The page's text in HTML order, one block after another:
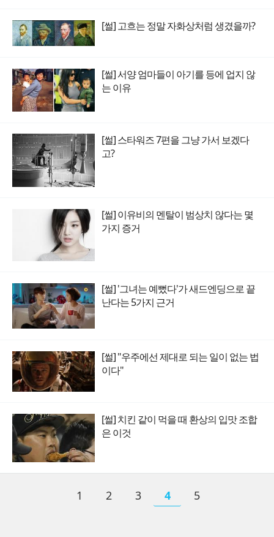
[썰] 고흐는 정말 자화상처럼 생겼을까?
[썰] 서양 엄마들이 아기를 등에 업지 않
는 이유
[썰] 스타워즈 7편을 그냥 가서 보겠다
고?
[썰] 이유비의 멘탈이 범상치 않다는 몇
가지 증거
[썰] '그녀는 예뻤다'가 새드엔딩으로 끝
난다는 5가지 근거
[썰] "우주에선 제대로 되는 일이 없는 법
이다"
[썰] 치킨 같이 먹을 때 환상의 입맛 조합
은 이것
1 2 3 4 5